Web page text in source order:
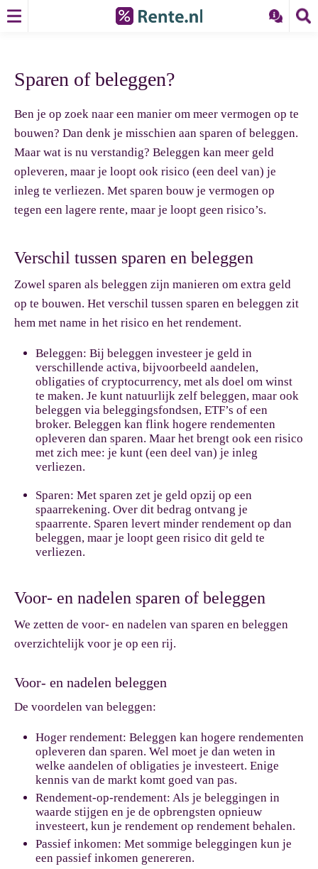
Sparen of beleggen?
Ben je op zoek naar een manier om meer vermogen op te
bouwen? Dan denk je misschien aan sparen of beleggen.
Maar wat is nu verstandig? Beleggen kan meer geld
opleveren, maar je loopt ook risico (een deel van) je
inleg te verliezen. Met sparen bouw je vermogen op
tegen een lagere rente, maar je loopt geen risico’s.
Verschil tussen sparen en beleggen
Zowel sparen als beleggen zijn manieren om extra geld
op te bouwen. Het verschil tussen sparen en beleggen zit
hem met name in het risico en het rendement.
Beleggen: Bij beleggen investeer je geld in
verschillende activa, bijvoorbeeld aandelen,
obligaties of cryptocurrency, met als doel om winst
te maken. Je kunt natuurlijk zelf beleggen, maar ook
beleggen via beleggingsfondsen, ETF’s of een
broker. Beleggen kan flink hogere rendementen
opleveren dan sparen. Maar het brengt ook een risico
met zich mee: je kunt (een deel van) je inleg
verliezen.
Sparen: Met sparen zet je geld opzij op een
spaarrekening. Over dit bedrag ontvang je
spaarrente. Sparen levert minder rendement op dan
beleggen, maar je loopt geen risico dit geld te
verliezen.
Voor- en nadelen sparen of beleggen
We zetten de voor- en nadelen van sparen en beleggen
overzichtelijk voor je op een rij.
Voor- en nadelen beleggen
De voordelen van beleggen:
Hoger rendement: Beleggen kan hogere rendementen
opleveren dan sparen. Wel moet je dan weten in
welke aandelen of obligaties je investeert. Enige
kennis van de markt komt goed van pas.
Rendement-op-rendement: Als je beleggingen in
waarde stijgen en je de opbrengsten opnieuw
investeert, kun je rendement op rendement behalen.
Passief inkomen: Met sommige beleggingen kun je
een passief inkomen genereren.